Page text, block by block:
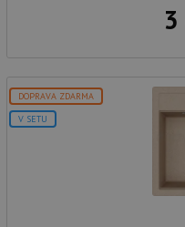
DOPRAVA ZDARMA
V SETU